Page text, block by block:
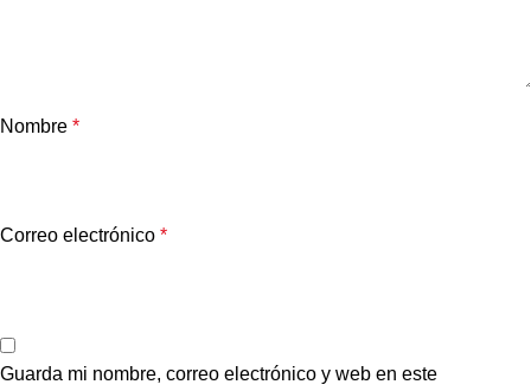
Nombre *
Correo electrónico *
Guarda mi nombre, correo electrónico y web en este